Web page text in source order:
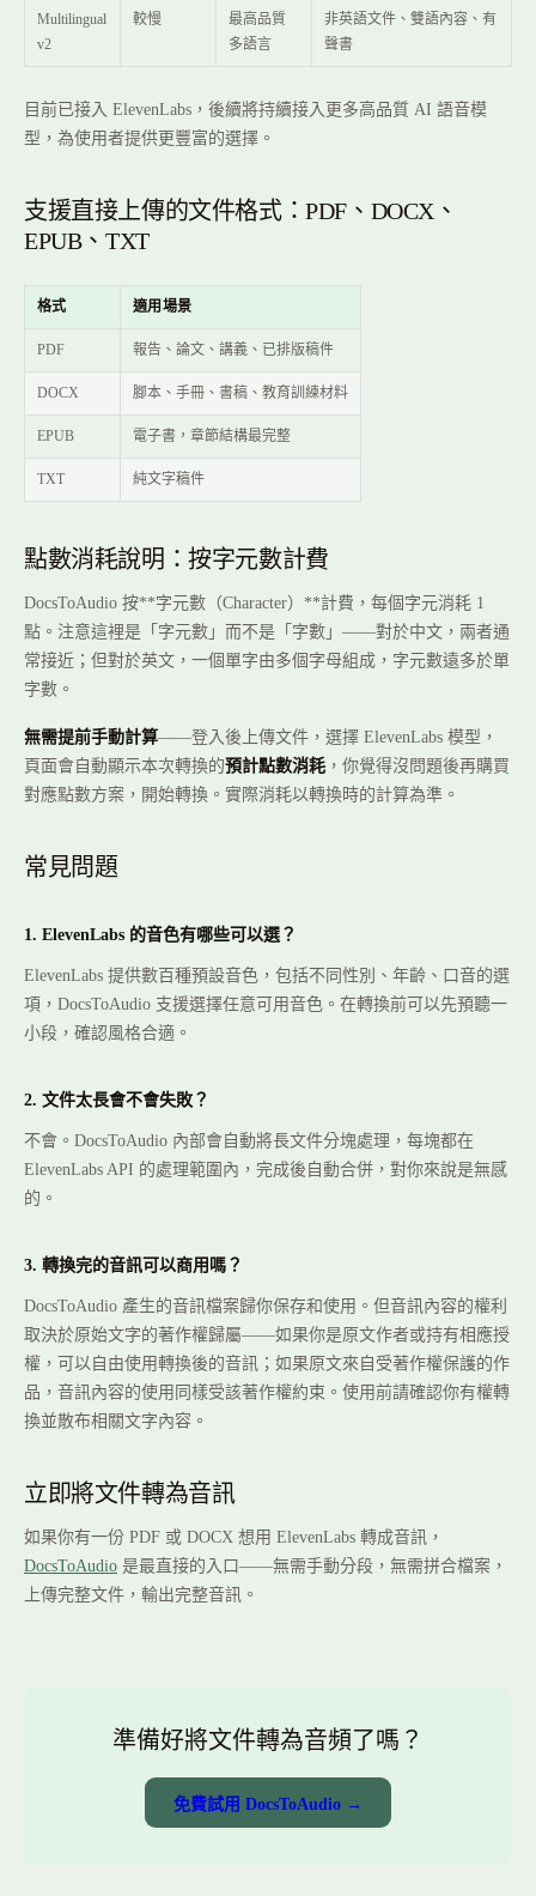
Multilingual
v2
較慢
最高品質
多語言
非英語文件、雙語內容、有
聲書
目前已接入 ElevenLabs，後續將持續接入更多高品質 AI 語音模
型，為使用者提供更豐富的選擇。
支援直接上傳的文件格式：PDF、DOCX、
EPUB、TXT
格式 適用場景
PDF 報告、論文、講義、已排版稿件
DOCX 腳本、手冊、書稿、教育訓練材料
EPUB 電子書，章節結構最完整
TXT 純文字稿件
點數消耗說明：按字元數計費
DocsToAudio 按**字元數（Character）**計費，每個字元消耗 1
點。注意這裡是「字元數」而不是「字數」——對於中文，兩者通
常接近；但對於英文，一個單字由多個字母組成，字元數遠多於單
字數。
無需提前手動計算——登入後上傳文件，選擇 ElevenLabs 模型，
頁面會自動顯示本次轉換的預計點數消耗 ，你覺得沒問題後再購買
對應點數方案，開始轉換。實際消耗以轉換時的計算為準。
常見問題
1. ElevenLabs 的音色有哪些可以選？
ElevenLabs 提供數百種預設音色，包括不同性別、年齡、口音的選
項，DocsToAudio 支援選擇任意可用音色。在轉換前可以先預聽一
小段，確認風格合適。
2. 文件太長會不會失敗？
不會。DocsToAudio 內部會自動將長文件分塊處理，每塊都在
ElevenLabs API 的處理範圍內，完成後自動合併，對你來說是無感
的。
3. 轉換完的音訊可以商用嗎？
DocsToAudio 產生的音訊檔案歸你保存和使用。但音訊內容的權利
取決於原始文字的著作權歸屬——如果你是原文作者或持有相應授
權，可以自由使用轉換後的音訊；如果原文來自受著作權保護的作
品，音訊內容的使用同樣受該著作權約束。使用前請確認你有權轉
換並散布相關文字內容。
立即將文件轉為音訊
如果你有一份 PDF 或 DOCX 想用 ElevenLabs 轉成音訊，
DocsToAudio 是最直接的入口——無需手動分段，無需拼合檔案，
上傳完整文件，輸出完整音訊。
準備好將文件轉為音頻了嗎？
免費試用 DocsToAudio →